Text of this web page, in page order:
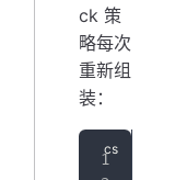
ck 策
略每次
重新组
装：